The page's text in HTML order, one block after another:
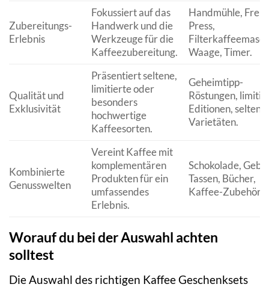
Zubereitungs-
Erlebnis
Fokussiert auf das
Handwerk und die
Werkzeuge für die
Kaffeezubereitung.
Handmühle,
Press,
Waage, Timer.
Qualität und
Exklusivität
Präsentiert seltene,
limitierte oder
besonders
hochwertige
Kaffeesorten.
Geheimtipp-
Röstungen,
Editionen, seltene
Varietäten.
Kombinierte
Genusswelten
Vereint Kaffee mit
komplementären
Produkten für ein
umfassendes
Erlebnis.
Schokolade,
Tassen, Bücher,
Kaffee-Zubehör.
Worauf du bei der Auswahl achten
solltest
Die Auswahl des richtigen Kaffee Geschenksets